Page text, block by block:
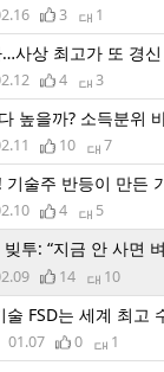
3 1
사상 최고가 또 경신
4 3
높을까? 소득분위
10 7
기술주 반등이 만든
4 5
투: “지금 안 사면
14 10
FSD는 세계 최고
고 다른 회사를 위한
01.07 0 1